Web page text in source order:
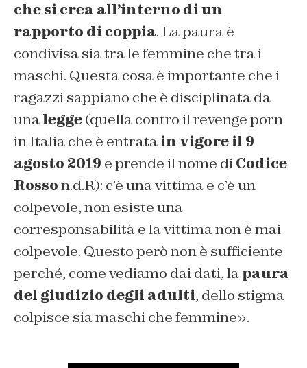
che si crea all’interno di un
rapporto di coppia. La paura è
condivisa sia tra le femmine che tra i
maschi. Questa cosa è importante che i
ragazzi sappiano che è disciplinata da
unalegge(quella contro il revenge porn
in Italia che è entratain vigore il 9
agosto 2019 e prende il nome diCodice
Rosson.d.R): c’è una vittima e c’è un
colpevole, non esiste una
corresponsabilità e la vittima non è mai
colpevole. Questo però non è sufficiente
perché, come vediamo dai dati, lapaura
del giudizio degli adulti, dello stigma
colpisce sia maschi che femmine».